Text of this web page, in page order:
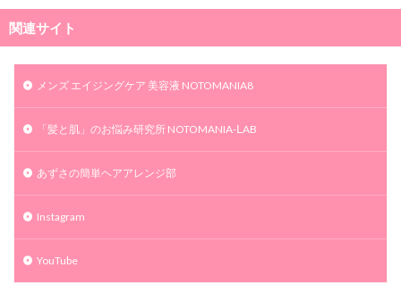
関連サイト
メンズ エイジングケア 美容液 NOTOMANIA8
「髪と肌」のお悩み研究所 NOTOMANIA-ⅬAB
あずさの簡単ヘアアレンジ部
Instagram
YouTube